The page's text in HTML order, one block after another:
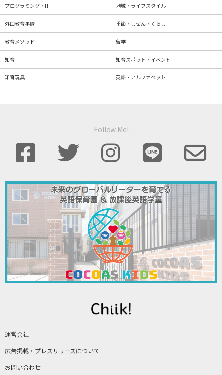
運営会社
広告掲載・プレスリリースについて
お問い合わせ
プログラミング・IT 地域・ライフスタイル
外国教育事情 季節・しぜん・くらし
教育メソッド 留学
知育 知育スポット・イベント
知育玩具 英語・アルファベット
Follow Me!